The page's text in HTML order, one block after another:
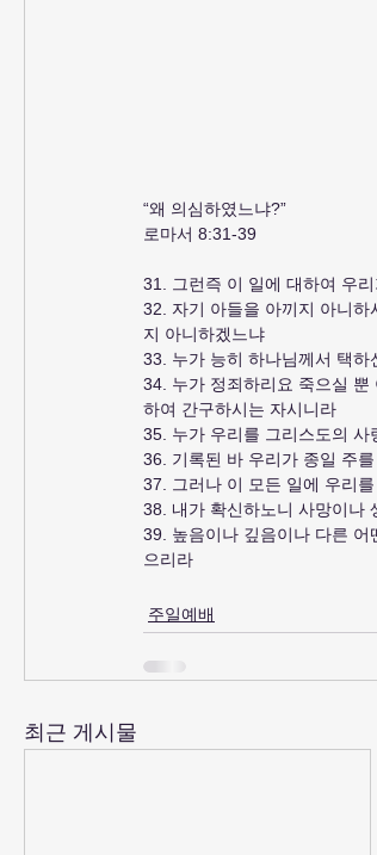
“왜 의심하였느냐?”
로마서 8:31-39
31. 그런즉 이 일에 대하여 우
32. 자기 아들을 아끼지 아니
지 아니하겠느냐
33. 누가 능히 하나님께서 택하
34. 누가 정죄하리요 죽으실
하여 간구하시는 자시니라
35. 누가 우리를 그리스도의
36. 기록된 바 우리가 종일 주
37. 그러나 이 모든 일에 우리
38. 내가 확신하노니 사망이나
39. 높음이나 깊음이나 다른
으리라
주일예배
최근 게시물